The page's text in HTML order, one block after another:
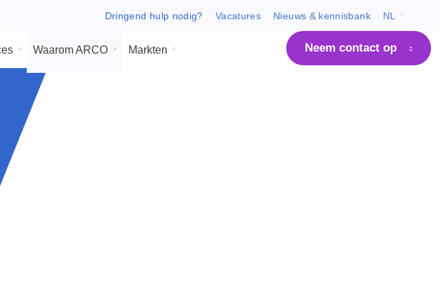
Dringend hulp nodig? Vacatures Nieuws &
Services Waarom ARCO Neem